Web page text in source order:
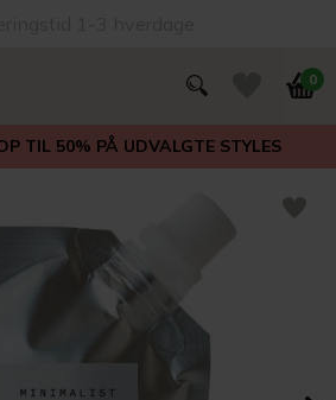
0
TIL 50% PÅ UDVALGTE STYLES